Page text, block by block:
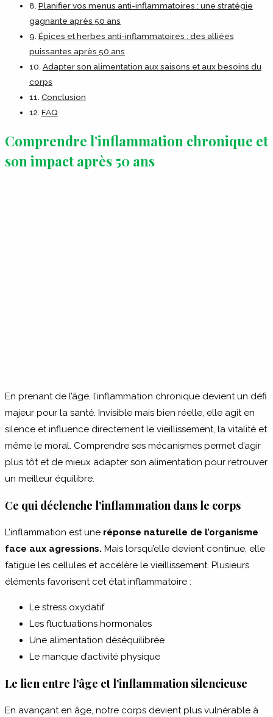
Planifier vos menus anti-inflammatoires : une stratégie
gagnante après 50 ans
Épices et herbes anti-inflammatoires : des alliées
puissantes après 50 ans
Adapter son alimentation aux saisons et aux besoins du
corps
Conclusion
FAQ
Comprendre l’inflammation chronique et
son impact après 50 ans
En prenant de l’âge, l’inflammation chronique devient un défi
majeur pour la santé. Invisible mais bien réelle, elle agit en
silence et influence directement le vieillissement, la vitalité et
même le moral. Comprendre ses mécanismes permet d’agir
plus tôt et de mieux adapter son alimentation pour retrouver
un meilleur équilibre.
Ce qui déclenche l’inflammation dans le corps
L’inflammation est une réponse naturelle de l’organisme
face aux agressions. Mais lorsqu’elle devient continue, elle
fatigue les cellules et accélère le vieillissement. Plusieurs
éléments favorisent cet état inflammatoire :
Le stress oxydatif
Les fluctuations hormonales
Une alimentation déséquilibrée
Le manque d’activité physique
Le lien entre l’âge et l’inflammation silencieuse
En avançant en âge, notre corps devient plus vulnérable à